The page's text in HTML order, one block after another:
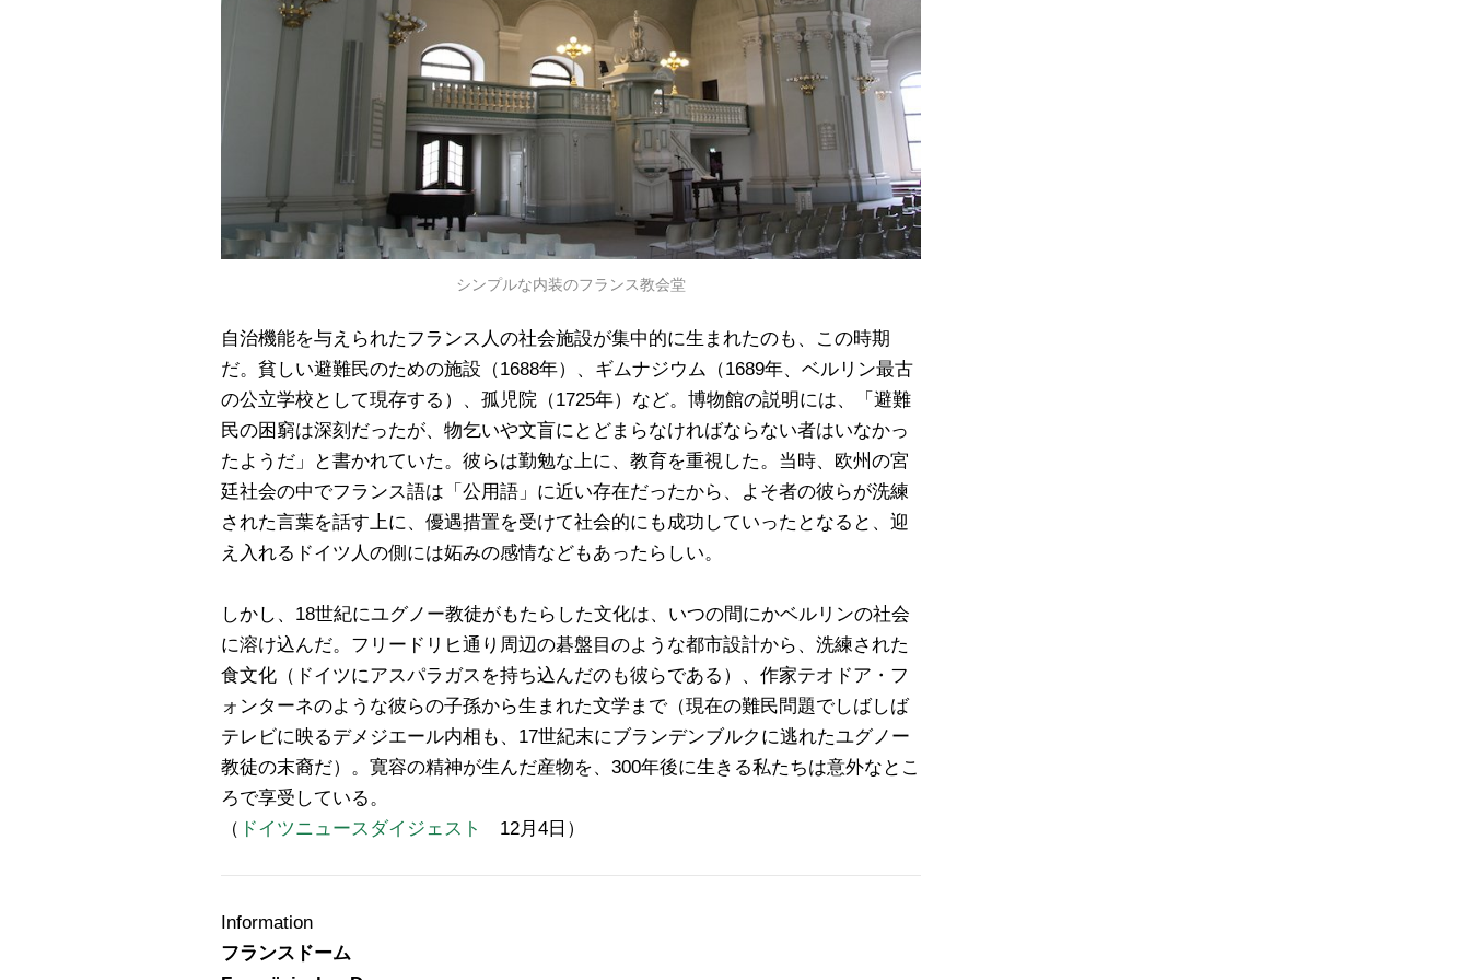
シンプルな内装のフランス教会堂
自治機能を与えられたフランス人の社会施設が集中的に生まれたのも、この時期
だ。貧しい避難民のための施設（1688年）、ギムナジウム（1689年、ベルリン最古
の公立学校として現存する）、孤児院（1725年）など。博物館の説明には、「避難
民の困窮は深刻だったが、物乞いや文盲にとどまらなければならない者はいなかっ
たようだ」と書かれていた。彼らは勤勉な上に、教育を重視した。当時、欧州の宮
廷社会の中でフランス語は「公用語」に近い存在だったから、よそ者の彼らが洗練
された言葉を話す上に、優遇措置を受けて社会的にも成功していったとなると、迎
え入れるドイツ人の側には妬みの感情などもあったらしい。
しかし、18世紀にユグノー教徒がもたらした文化は、いつの間にかベルリンの社会
に溶け込んだ。フリードリヒ通り周辺の碁盤目のような都市設計から、洗練された
食文化（ドイツにアスパラガスを持ち込んだのも彼らである）、作家テオドア・フ
ォンターネのような彼らの子孫から生まれた文学まで（現在の難民問題でしばしば
テレビに映るデメジエール内相も、17世紀末にブランデンブルクに逃れたユグノー
教徒の末裔だ）。寛容の精神が生んだ産物を、300年後に生きる私たちは意外なとこ
ろで享受している。
（ ドイツニュースダイジェスト 12月4日）
Information
フランスドーム